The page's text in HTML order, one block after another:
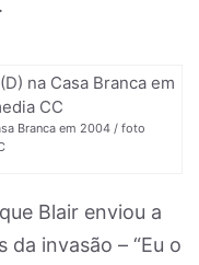
Branca em 2004 / foto
Blair enviou a
da invasão – “Eu o